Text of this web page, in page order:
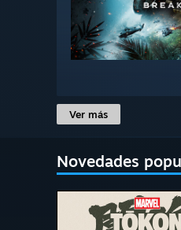
Ver más
Novedades